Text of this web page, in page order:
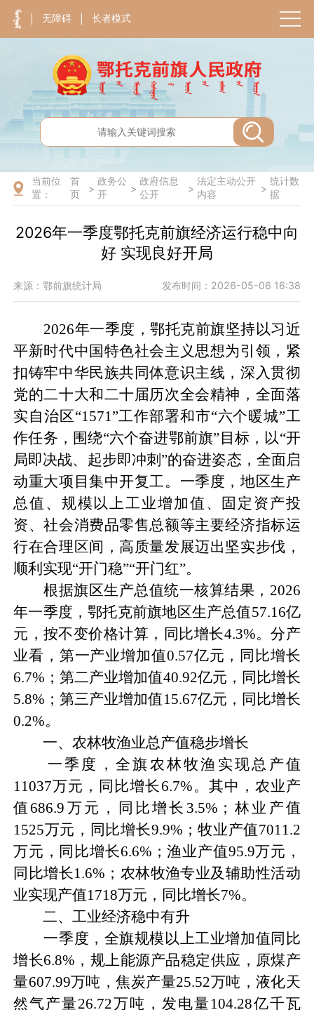
无障碍 长者模式
当前位
置：
首
页
>
政务公
开
>
政府信息
公开
>
法定主动公开
内容
>
统计数
据
2026年一季度鄂托克前旗经济运行稳中向
好 实现良好开局
来源：鄂前旗统计局 发布时间：2026-05-06 16:38
2026年一季度，鄂托克前旗坚持以习近
平新时代中国特色社会主义思想为引领，紧
扣铸牢中华民族共同体意识主线，深入贯彻
党的二十大和二十届历次全会精神，全面落
实自治区“1571”工作部署和市“六个暖城”工
作任务，围绕“六个奋进鄂前旗”目标，以“开
局即决战、起步即冲刺”的奋进姿态，全面启
动重大项目集中开复工。一季度，地区生产
总值、规模以上工业增加值、固定资产投
资、社会消费品零售总额等主要经济指标运
行在合理区间，高质量发展迈出坚实步伐，
顺利实现“开门稳”“开门红”。
根据旗区生产总值统一核算结果，2026
年一季度，鄂托克前旗地区生产总值57.16亿
元，按不变价格计算，同比增长4.3%。分产
业看，第一产业增加值0.57亿元，同比增长
6.7%；第二产业增加值40.92亿元，同比增长
5.8%；第三产业增加值15.67亿元，同比增长
0.2%。
一、农林牧渔业总产值稳步增长
一季度，全旗农林牧渔实现总产值
11037万元，同比增长6.7%。其中，农业产
值686.9万元，同比增长3.5%；林业产值
1525万元，同比增长9.9%；牧业产值7011.2
万元，同比增长6.6%；渔业产值95.9万元，
同比增长1.6%；农林牧渔专业及辅助性活动
业实现产值1718万元，同比增长7%。
二、工业经济稳中有升
一季度，全旗规模以上工业增加值同比
增长6.8%，规上能源产品稳定供应，原煤产
量607.99万吨，焦炭产量25.52万吨，液化天
然气产量26.72万吨，发电量104.28亿千瓦